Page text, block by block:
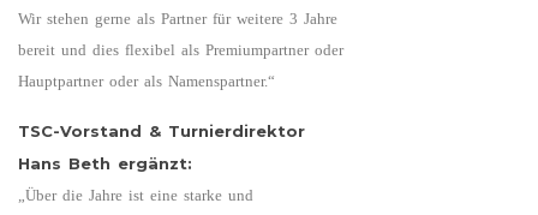
Wir stehen gerne als Partner für weitere 3 Jahre
bereit und dies flexibel als Premiumpartner oder
Hauptpartner oder als Namenspartner.“
TSC-Vorstand & Turnierdirektor
Hans Beth ergänzt:
„Über die Jahre ist eine starke und